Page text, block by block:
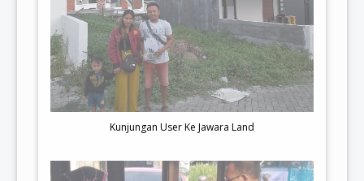
Kunjungan User Ke Jawara Land